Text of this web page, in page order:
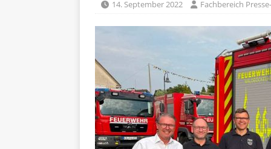
14. September 2022 Fachbereich